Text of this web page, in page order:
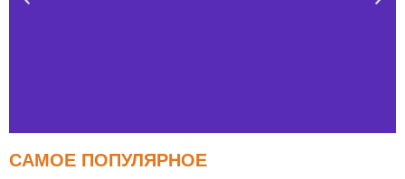
Тест FERMI
САМОЕ ПОПУЛЯРНОЕ